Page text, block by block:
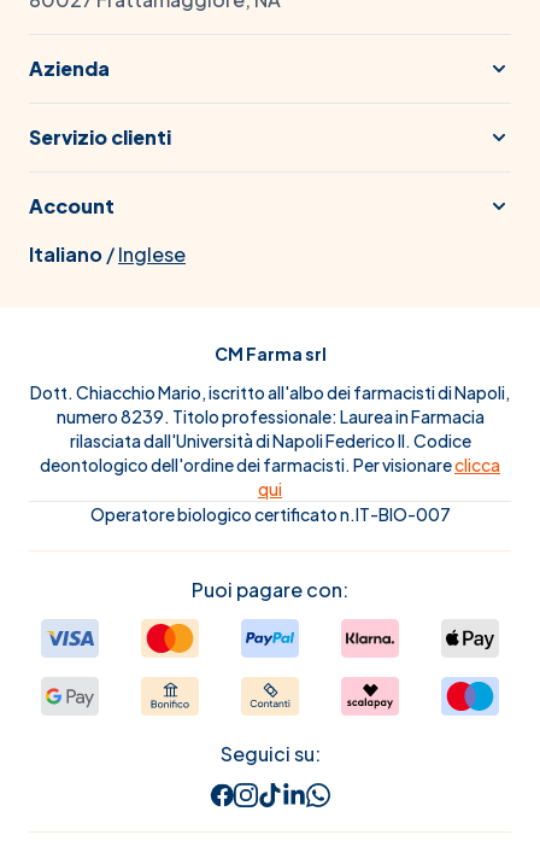
Azienda
Servizio clienti
Account
Italiano/Inglese
CM Farma srl
Dott. Chiacchio Mario, iscritto all'albo dei farmacisti di Napoli,
numero 8239. Titolo professionale: Laurea in Farmacia
rilasciata dall'Università di Napoli Federico II. Codice
deontologico dell'ordine dei farmacisti. Per visionareclicca
qui
Operatore biologico certificato n.IT-BIO-007
Puoi pagare con:
Seguici su: